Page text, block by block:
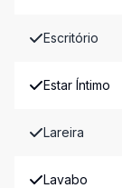
Escritório
Estar Íntimo
Lareira
Lavabo